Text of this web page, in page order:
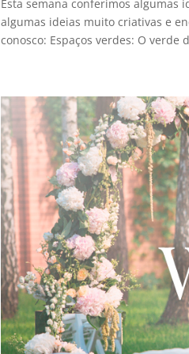
Esta semana conferimos
algumas ideias muito criativas e
conosco: Espaços verdes: O verde